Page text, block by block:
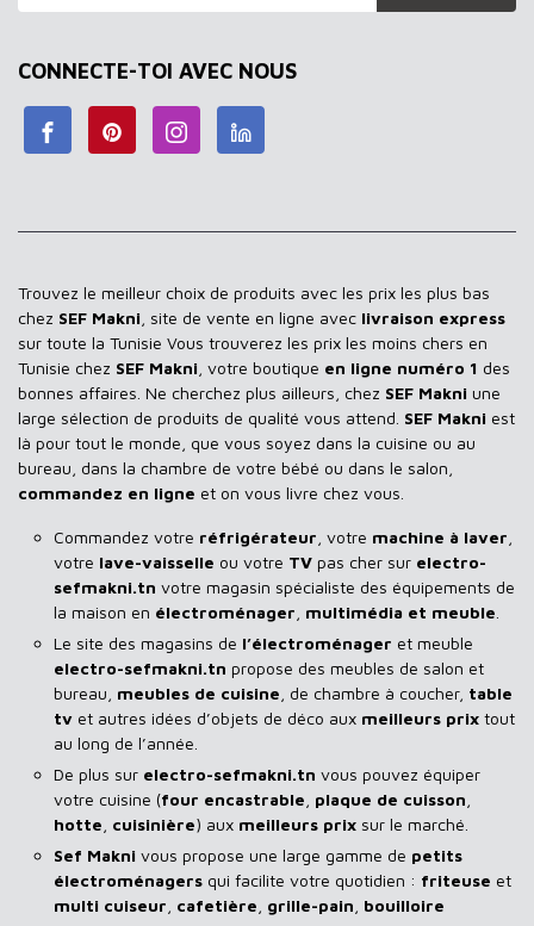
CONNECTE-TOI AVEC NOUS
Trouvez le meilleur choix de produits avec les prix les plus bas
chez SEF Makni, site de vente en ligne avec livraison express
sur toute la Tunisie Vous trouverez les prix les moins chers en
Tunisie chez SEF Makni, votre boutique en ligne numéro 1 des
bonnes affaires. Ne cherchez plus ailleurs, chez SEF Makni une
large sélection de produits de qualité vous attend. SEF Makni est
là pour tout le monde, que vous soyez dans la cuisine ou au
bureau, dans la chambre de votre bébé ou dans le salon,
commandez en ligne et on vous livre chez vous.
Commandez votre réfrigérateur, votre machine à laver,
votre lave-vaisselle ou votre TV pas cher sur electro-
sefmakni.tn votre magasin spécialiste des équipements de
la maison en électroménager, multimédia et meuble.
Le site des magasins de l’électroménager et meuble
electro-sefmakni.tn propose des meubles de salon et
bureau, meubles de cuisine, de chambre à coucher, table
tv et autres idées d’objets de déco aux meilleurs prix tout
au long de l’année.
De plus sur electro-sefmakni.tn vous pouvez équiper
votre cuisine (four encastrable, plaque de cuisson,
hotte, cuisinière) aux meilleurs prix sur le marché.
Sef Makni vous propose une large gamme de petits
électroménagers qui facilite votre quotidien : friteuse et
multi cuiseur, cafetière, grille-pain, bouilloire